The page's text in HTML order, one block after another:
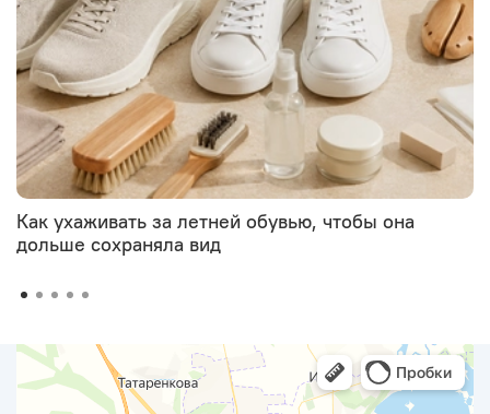
Как ухаживать за летней обувью, чтобы она
дольше сохраняла вид